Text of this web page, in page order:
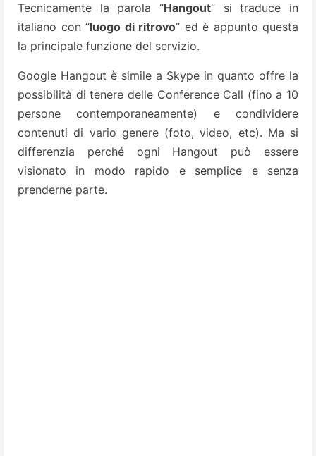
Tecnicamente la parola “Hangout” si traduce in
italiano con “luogo di ritrovo” ed è appunto questa
la principale funzione del servizio.
Google Hangout è simile a Skype in quanto offre la
possibilità di tenere delle Conference Call (fino a 10
persone contemporaneamente) e condividere
contenuti di vario genere (foto, video, etc). Ma si
differenzia perché ogni Hangout può essere
visionato in modo rapido e semplice e senza
prenderne parte.